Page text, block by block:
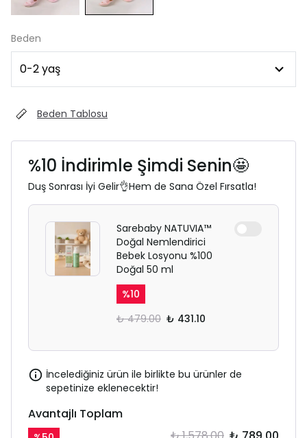
Beden
Beden Tablosu
%10 İndirimle Şimdi Senin🤩
Duş Sonrası İyi Gelir👌Hem de Sana Özel Fırsatla!
Sarebaby NATUVIA™
Doğal Nemlendirici
Bebek Losyonu %100
Doğal 50 ml
%10
₺ 479.00 ₺ 431.10
İncelediğiniz ürün ile birlikte bu ürünler de
sepetinize eklenecektir!
Avantajlı Toplam